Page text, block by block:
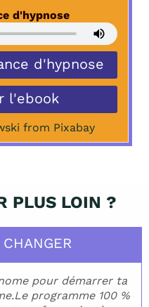
d'hypnose
d'hypnose
l'ebook
from ⁠Pixabay
PLUS LOIN ?
pour démarrer ta
programme 100 %